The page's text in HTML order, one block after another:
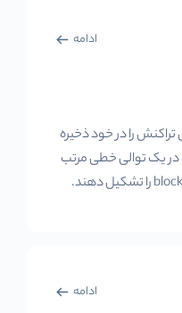
ادامه
را در خود ذخیره
یک توالی خطی مرتب
ادامه